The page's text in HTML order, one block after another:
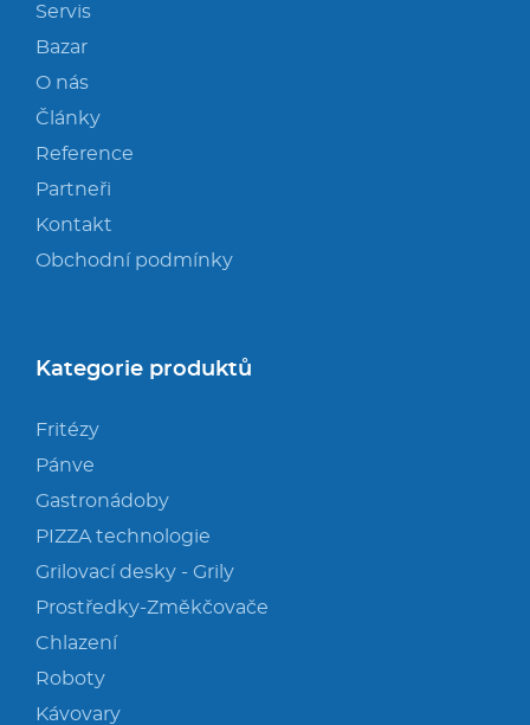
Servis
Bazar
O nás
Články
Reference
Partneři
Kontakt
Obchodní podmínky
Kategorie produktů
Fritézy
Pánve
Gastronádoby
PIZZA technologie
Grilovací desky - Grily
Prostředky-Změkčovače
Chlazení
Roboty
Kávovary